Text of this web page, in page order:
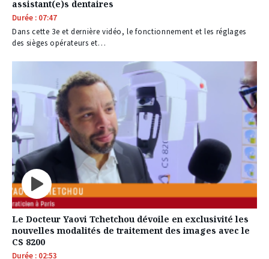
assistant(e)s dentaires
Durée : 07:47
Dans cette 3e et dernière vidéo, le fonctionnement et les réglages
des sièges opérateurs et…
Le Docteur Yaovi Tchetchou dévoile en exclusivité les
nouvelles modalités de traitement des images avec le
CS 8200
Durée : 02:53